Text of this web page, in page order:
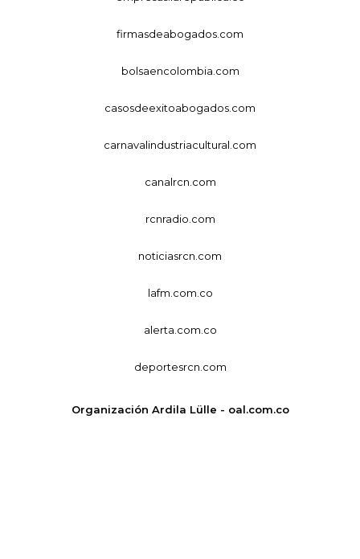
firmasdeabogados.com
bolsaencolombia.com
casosdeexitoabogados.com
carnavalindustriacultural.com
canalrcn.com
rcnradio.com
noticiasrcn.com
lafm.com.co
alerta.com.co
deportesrcn.com
Organización Ardila Lülle - oal.com.co